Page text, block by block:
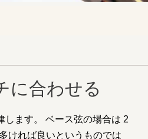
に合わせる
します。 ベース弦の場合は 2
ければ良いというものでは